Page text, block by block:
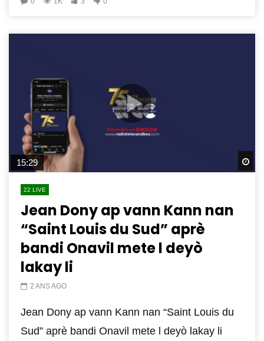
15:29
22 LIVE
Jean Dony ap vann Kann nan
“Saint Louis du Sud” aprè
bandi Onavil mete l deyò
lakay li
2 ANS AGO
Jean Dony ap vann Kann nan “Saint Louis du
Sud” aprè bandi Onavil mete l deyò lakay li